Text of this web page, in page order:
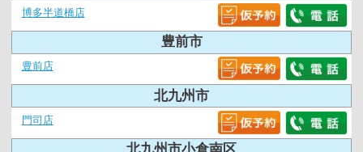
博多半道橋店
豊前市
豊前店
北九州市
門司店